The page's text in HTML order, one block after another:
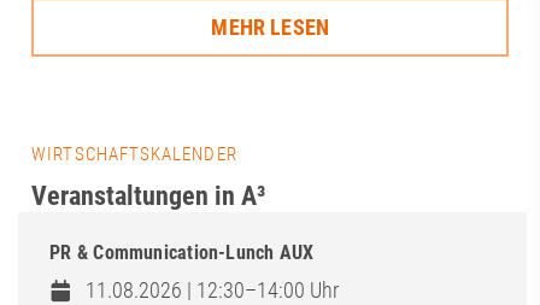
MEHR LESEN
WIRTSCHAFTSKALENDER
Veranstaltungen in A³
PR & Communication-Lunch AUX
11.08.2026 | 12:30–14:00 Uhr